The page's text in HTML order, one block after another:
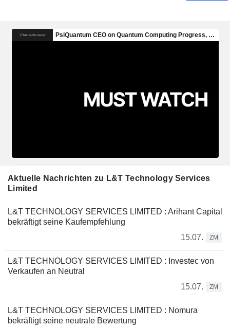
Aktuelle Nachrichten zu L&T Technology Services
Limited
L&T TECHNOLOGY SERVICES LIMITED : Arihant Capital
bekräftigt seine Kaufempfehlung
15.07.
ZM
L&T TECHNOLOGY SERVICES LIMITED : Investec von
Verkaufen an Neutral
15.07.
ZM
L&T TECHNOLOGY SERVICES LIMITED : Nomura
bekräftigt seine neutrale Bewertung